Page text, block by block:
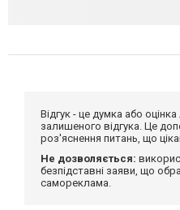
Відгук - це думка або
залишеного відгука. Це
роз'яснення питань, що
Не дозволяється:
безпідставні заяви, що
самореклама.